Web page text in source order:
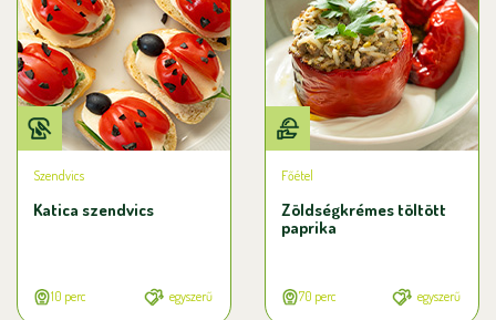
Szendvics
Katica szendvics
10 perc egyszerű
Főétel
Zöldségkrémes töltött
paprika
70 perc egyszerű